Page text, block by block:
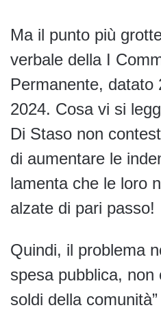
Ma il punto più
verbale della I
Permanente, datato
2024. Cosa vi si
Di Staso non
di aumentare le
lamenta che le loro
alzate di pari passo!
Quindi, il problema
spesa pubblica, non
soldi della